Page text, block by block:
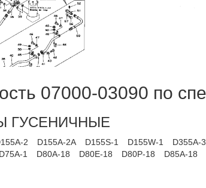
07000-03090 по
ГУСЕНИЧНЫЕ
2 D155A-2A D155S-1 D155W-1 D355A-3
D75A-1 D80A-18 D80E-18 D80P-18 D85A-18